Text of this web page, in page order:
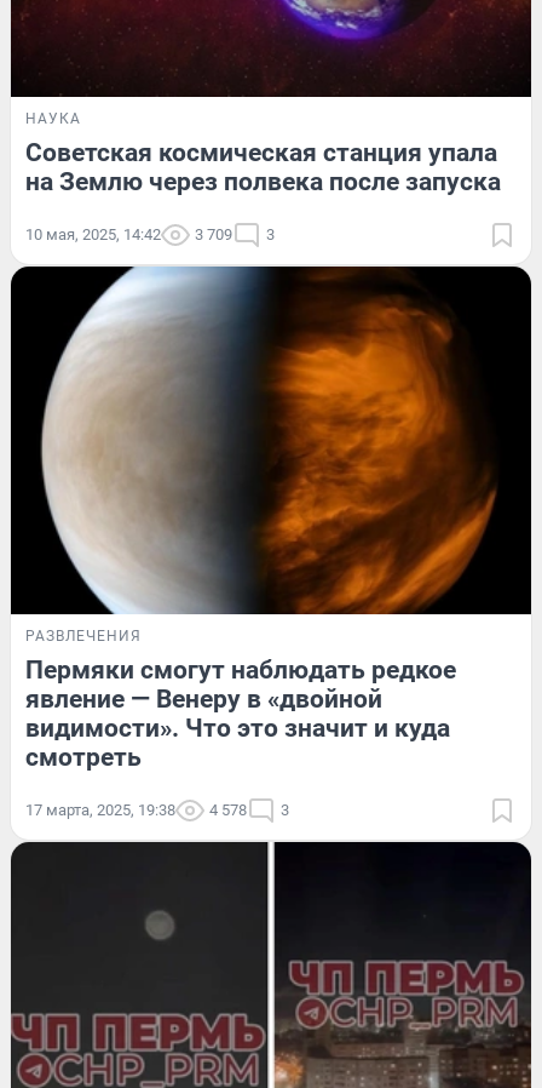
НАУКА
Советская космическая станция упала
на Землю через полвека после запуска
10 мая, 2025, 14:42 3 709 3
РАЗВЛЕЧЕНИЯ
Пермяки смогут наблюдать редкое
явление — Венеру в «двойной
видимости». Что это значит и куда
смотреть
17 марта, 2025, 19:38 4 578 3